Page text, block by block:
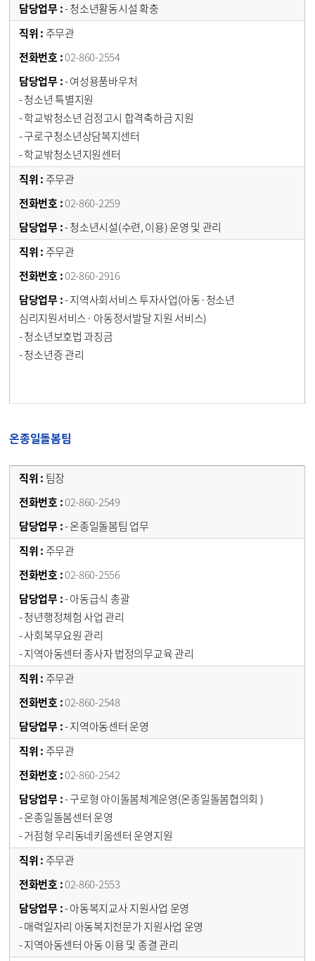
- 청소년활동시설 확충
주무관
02-860-2554
- 여성용품바우처
- 청소년 특별지원
- 학교밖청소년 검정고시 합격축하금 지원
- 구로구청소년상담복지센터
- 학교밖청소년지원센터
주무관
02-860-2259
- 청소년시설(수련, 이용) 운영 및 관리
주무관
02-860-2916
- 지역사회서비스 투자사업(아동·청소년
심리지원서비스· 아동정서발달 지원 서비스)
- 청소년보호법 과징금
- 청소년증 관리
온종일돌봄팀
팀장
02-860-2549
- 온종일돌봄팀 업무
주무관
02-860-2556
- 아동급식 총괄
- 청년행정체험 사업 관리
- 사회복무요원 관리
- 지역아동센터 종사자 법정의무교육 관리
주무관
02-860-2548
- 지역아동센터 운영
주무관
02-860-2542
- 구로형 아이돌봄체계운영(온종일돌봄협의회 )
- 온종일돌봄센터 운영
- 거점형 우리동네키움센터 운영지원
주무관
02-860-2553
- 아동복지교사 지원사업 운영
- 매력일자리 아동복지전문가 지원사업 운영
- 지역아동센터 아동 이용 및 종결 관리